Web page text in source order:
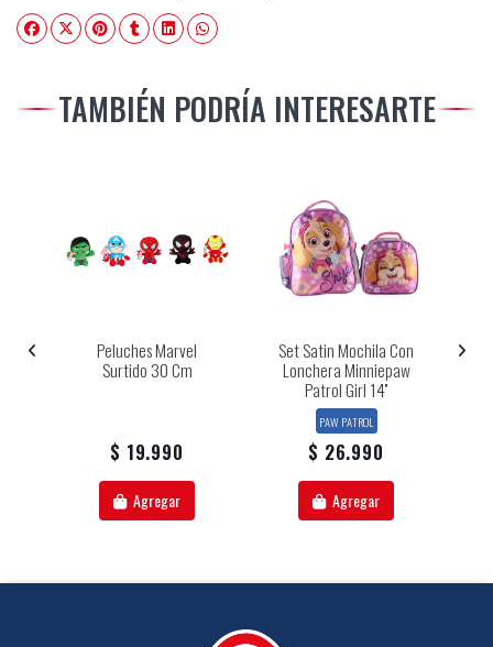
TAMBIÉN PODRÍA INTERESARTE
Peluches Marvel
Surtido 30 Cm
$ 19.990
Agregar
Set Satin Mochila Con
Lonchera Minniepaw
Patrol Girl 14''
PAW PATROL
$ 26.990
Agregar